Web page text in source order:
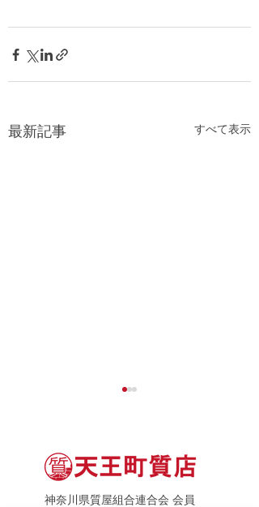
最新記事 すべて表示
神奈川県質屋組合連合会 会員